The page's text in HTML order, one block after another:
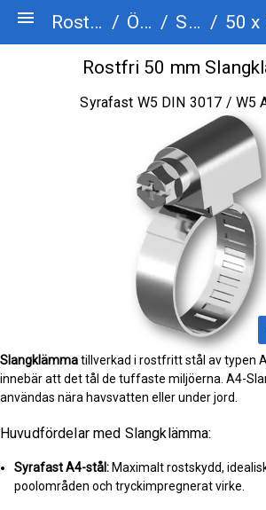
menu Rostfriskruv.se / Övrigt / Slangklämma / 50 x
Rostfri 50 mm
Syrafast W5 DIN 3017 / W5
Slangklämmatillverkad i rostfritt stål av typen
innebär att det tål de tuffaste miljöerna. A4-
användas nära havsvatten eller under jord.
Huvudfördelar med Slangklämma:
Syrafast A4-stål: Maximalt rostskydd,
poolområden och tryckimpregnerat virke.